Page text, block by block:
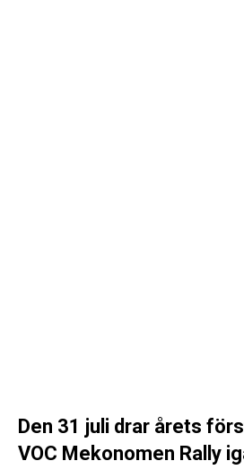
Den 31 juli drar årets
VOC Mekonomen Rally